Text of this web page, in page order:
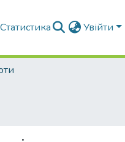
Статистика Увійти